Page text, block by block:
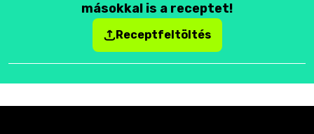
másokkal is a receptet!
Receptfeltöltés